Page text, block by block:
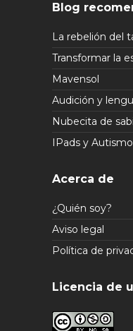
Blog
La rebelión del
Transformar la
Mavensol
Audición y
Nubecita de
IPads y Autismo
Acerca de
¿Quién soy?
Aviso legal
Política de
Licencia de